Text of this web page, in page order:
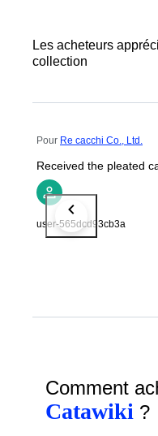
Les acheteurs
collection
Pour Re cacchi Co., Ltd.
Received the pleated
user-565dcd93cb3a
Comment
Catawiki ?